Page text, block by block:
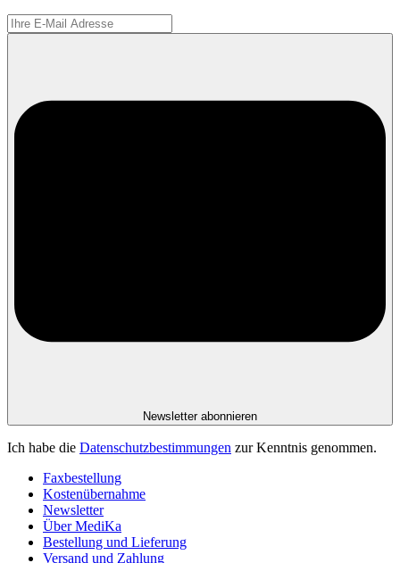
Newsletter abonnieren
Ich habe die Datenschutzbestimmungen zur Kenntnis genommen.
Faxbestellung
Kostenübernahme
Newsletter
Über MediKa
Bestellung und Lieferung
Versand und Zahlung